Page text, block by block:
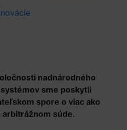
nadnárodného
sme poskytli
spore o viac ako
arbitrážnom súde.